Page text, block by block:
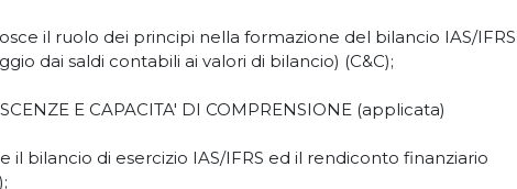
il ruolo dei principi nella formazione del bilancio IAS/IFRS
dai saldi contabili ai valori di bilancio) (C&C);
E CAPACITA' DI COMPRENSIONE (applicata)
il bilancio di esercizio IAS/IFRS ed il rendiconto finanziario